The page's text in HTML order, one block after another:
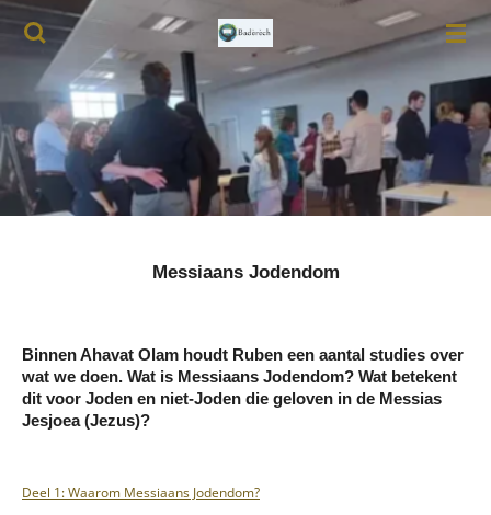
Ga
direct
hoofdinhoud
Messiaans Jodendom
Binnen Ahavat Olam houdt Ruben een aantal studies over
wat we doen. Wat is Messiaans Jodendom? Wat betekent
dit voor Joden en niet-Joden die geloven in de Messias
Jesjoea (Jezus)?
Deel 1: Waarom Messiaans Jodendom?